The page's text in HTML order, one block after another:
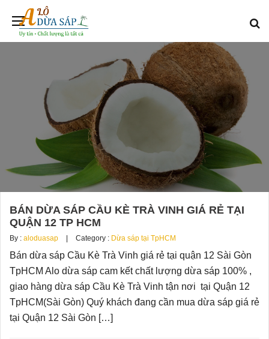
BÁN DỪA SÁP CẦU KÈ TRÀ VINH GIÁ RẺ TẠI
QUẬN 12 TP HCM
By : aloduasap Category : Dừa sáp tại TpHCM
Bán dừa sáp Cầu Kè Trà Vinh giá rẻ tại quận 12 Sài Gòn
TpHCM Alo dừa sáp cam kết chất lượng dừa sáp 100% ,
giao hàng dừa sáp Cầu Kè Trà Vinh tận nơi tại Quận 12
TpHCM(Sài Gòn) Quý khách đang cần mua dừa sáp giá rẻ
tại Quận 12 Sài Gòn […]